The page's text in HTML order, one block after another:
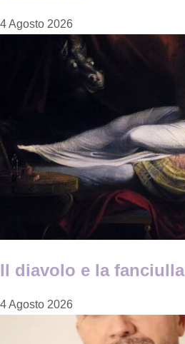
4 Agosto 2026
Il diavolo e la fanciulla
4 Agosto 2026